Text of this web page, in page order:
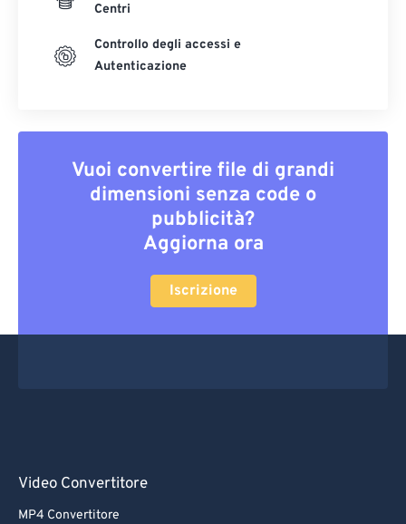
Centri
Controllo degli accessi e
Autenticazione
Vuoi convertire file di grandi
dimensioni senza code o
pubblicità?
Aggiorna ora
Iscrizione
Video Convertitore
MP4 Convertitore